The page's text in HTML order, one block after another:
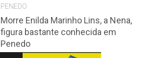
PENEDO
Morre Enilda Marinho Lins, a Nena,
figura bastante conhecida em
Penedo